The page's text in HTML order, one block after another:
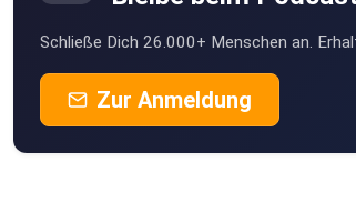
Schließe Dich 26.000+ Menschen an.
Zur Anmeldung